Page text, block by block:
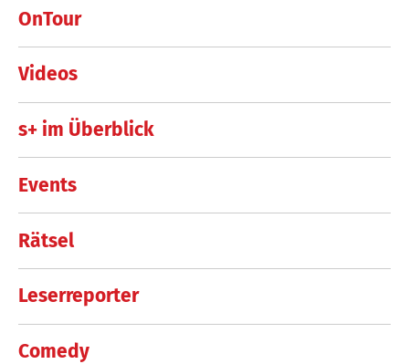
OnTour
Videos
s+ im Überblick
Events
Rätsel
Leserreporter
Comedy